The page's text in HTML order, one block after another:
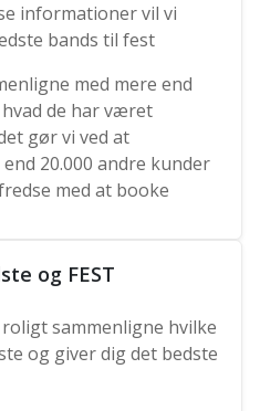
informationer vil vi
bands til fest
med mere end
de har været
gør vi ved at
20.000 andre kunder
med at booke
og FEST
sammenligne hvilke
og giver dig det bedste